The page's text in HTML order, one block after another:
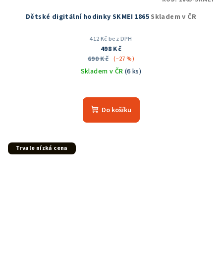
Dětské digitální hodinky SKMEI 1865 Skladem v ČR
412 Kč bez DPH
498 Kč
690 Kč (–27 %)
Skladem v ČR (6 ks)
hodnocení
produktu
Do košíku
Trvale nízká cena